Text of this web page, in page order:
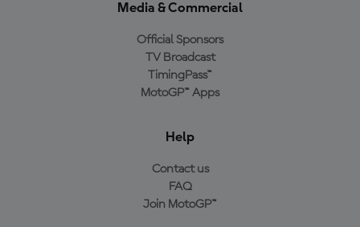
Media & Commercial
Official Sponsors
TV Broadcast
TimingPass™
MotoGP™ Apps
Help
Contact us
FAQ
Join MotoGP™